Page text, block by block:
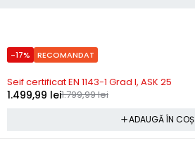
-17% RECOMANDAT
In stoc
Seif certificat EN 1143-1 Grad I, ASK 25
1.799,99lei
1.499,99 lei
ADAUGĂ ÎN COȘ